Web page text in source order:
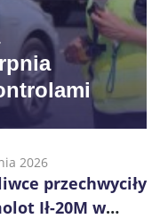
2026
przechwyciły
Ił-20M w